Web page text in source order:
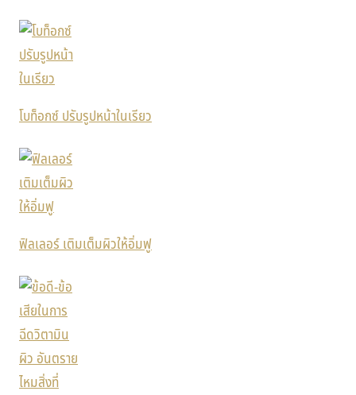
โบท็อกซ์ ปรับรูปหน้าในเรียว
ฟิลเลอร์ เติมเต็มผิวให้อิ่มฟู